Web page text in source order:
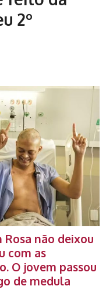
2º
não deixou
com as
O jovem passou
de medula